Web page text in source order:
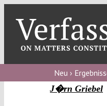
content
blog
Verfassungs
Neu ›
J�rn Griebel